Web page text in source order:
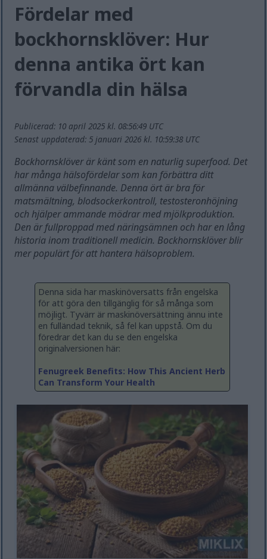
Fördelar med
bockhornsklöver: Hur
denna antika ört kan
förvandla din hälsa
Publicerad: 10 april 2025 kl. 08:56:49 UTC
Senast uppdaterad: 5 januari 2026 kl. 10:59:38 UTC
Bockhornsklöver är känt som en naturlig superfood. Det
har många hälsofördelar som kan förbättra ditt
allmänna välbefinnande. Denna ört är bra för
matsmältning, blodsockerkontroll, testosteronhöjning
och hjälper ammande mödrar med mjölkproduktion.
Den är fullproppad med näringsämnen och har en lång
historia inom traditionell medicin. Bockhornsklöver blir
mer populärt för att hantera hälsoproblem.
Denna sida har maskinöversatts från engelska
för att göra den tillgänglig för så många som
möjligt. Tyvärr är maskinöversättning ännu inte
en fulländad teknik, så fel kan uppstå. Om du
föredrar det kan du se den engelska
originalversionen här:
Fenugreek Benefits: How This Ancient Herb
Can Transform Your Health